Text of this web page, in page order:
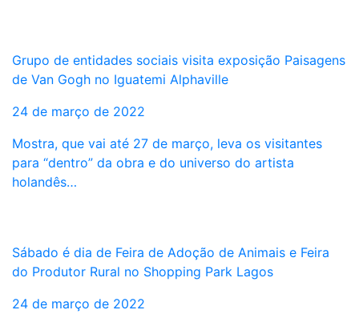
Grupo de entidades sociais visita exposição Paisagens
de Van Gogh no Iguatemi Alphaville
24 de março de 2022
Mostra, que vai até 27 de março, leva os visitantes
para “dentro” da obra e do universo do artista
holandês…
Sábado é dia de Feira de Adoção de Animais e Feira
do Produtor Rural no Shopping Park Lagos
24 de março de 2022